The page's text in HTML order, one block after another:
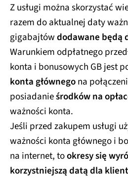
Z usługi można skorzystać
razem do aktualnej daty
gigabajtówdodawane będą
Warunkiem odpłatnego
konta i bonusowych GB jest
konta głównegona
posiadanieśrodków na
ważności konta.
Jeśli przed zakupem usługi
ważności konta głównego i
na internet, tookresy się
korzystniejszą datą dla